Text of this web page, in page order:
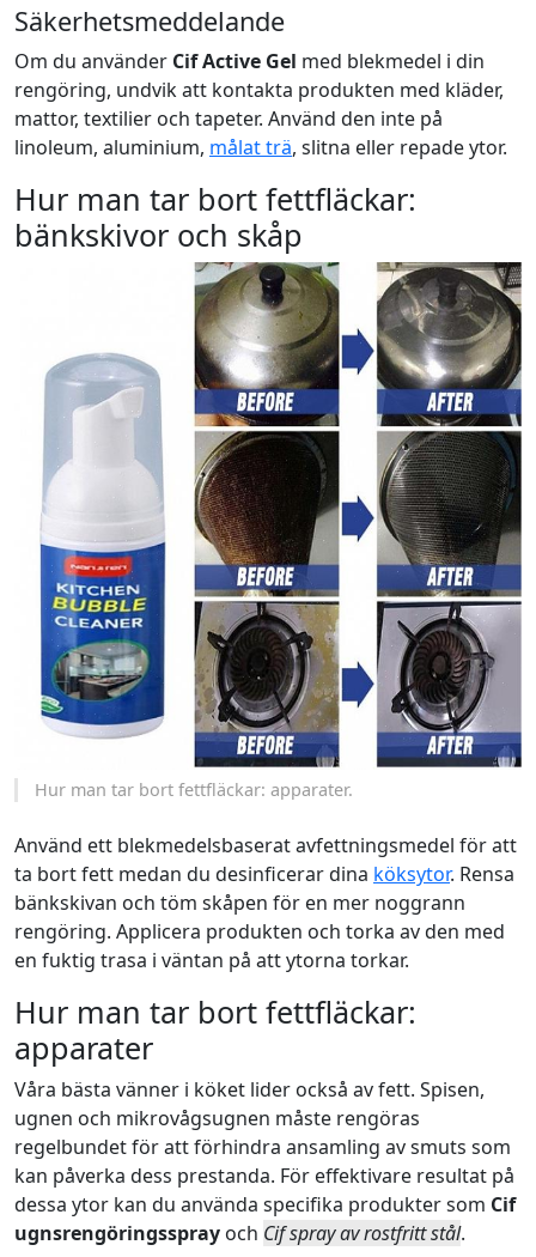
Säkerhetsmeddelande
Om du använder Cif Active Gel med blekmedel i din
rengöring, undvik att kontakta produkten med kläder,
mattor, textilier och tapeter. Använd den inte på
linoleum, aluminium, målat trä, slitna eller repade ytor.
Hur man tar bort fettfläckar:
bänkskivor och skåp
Hur man tar bort fettfläckar: apparater.
Använd ett blekmedelsbaserat avfettningsmedel för att
ta bort fett medan du desinficerar dina köksytor. Rensa
bänkskivan och töm skåpen för en mer noggrann
rengöring. Applicera produkten och torka av den med
en fuktig trasa i väntan på att ytorna torkar.
Hur man tar bort fettfläckar:
apparater
Våra bästa vänner i köket lider också av fett. Spisen,
ugnen och mikrovågsugnen måste rengöras
regelbundet för att förhindra ansamling av smuts som
kan påverka dess prestanda. För effektivare resultat på
dessa ytor kan du använda specifika produkter som Cif
ugnsrengöringsspray och Cif spray av rostfritt stål.